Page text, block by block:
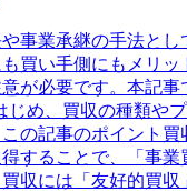
事業承継の手法とし
買い手側にもメリッ
が必要です。本記事
め、買収の種類や
の記事のポイント買
することで、「事業
収には「友好的買収